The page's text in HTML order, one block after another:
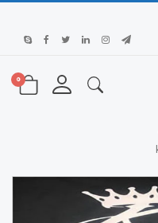
0